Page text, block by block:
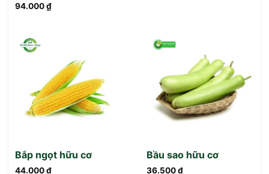
94.000₫
Bắp ngọt hữu cơ
44.000₫
Bầu sao hữu cơ
36.500₫